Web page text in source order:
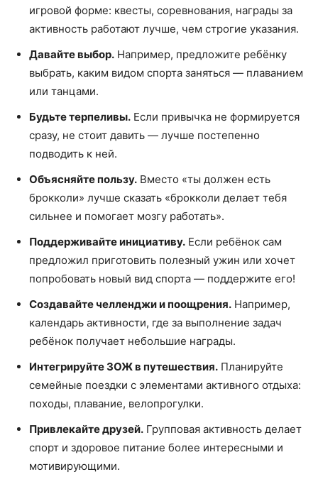
игровой форме: квесты, соревнования, награды за
активность работают лучше, чем строгие указания.
Давайте выбор. Например, предложите ребёнку
выбрать, каким видом спорта заняться — плаванием
или танцами.
Будьте терпеливы. Если привычка не формируется
сразу, не стоит давить — лучше постепенно
подводить к ней.
Объясняйте пользу. Вместо «ты должен есть
брокколи» лучше сказать «брокколи делает тебя
сильнее и помогает мозгу работать».
Поддерживайте инициативу. Если ребёнок сам
предложил приготовить полезный ужин или хочет
попробовать новый вид спорта — поддержите его!
Создавайте челленджи и поощрения. Например,
календарь активности, где за выполнение задач
ребёнок получает небольшие награды.
Интегрируйте ЗОЖ в путешествия. Планируйте
семейные поездки с элементами активного отдыха:
походы, плавание, велопрогулки.
Привлекайте друзей. Групповая активность делает
спорт и здоровое питание более интересными и
мотивирующими.